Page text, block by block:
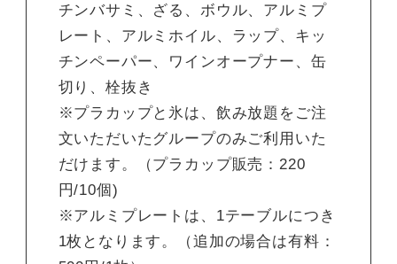
チンバサミ、ざる、ボウル、アルミプ
レート、アルミホイル、ラップ、キッ
チンペーパー、ワインオープナー、缶
切り、栓抜き
※プラカップと氷は、飲み放題をご注
文いただいたグループのみご利用いた
だけます。（プラカップ販売：220
円/10個)
※アルミプレートは、1テーブルにつき
1枚となります。（追加の場合は有料：